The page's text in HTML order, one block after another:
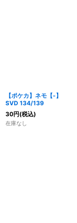
【ポケカ】ネモ【-】
SVD 134/139
30円(税込)
在庫なし